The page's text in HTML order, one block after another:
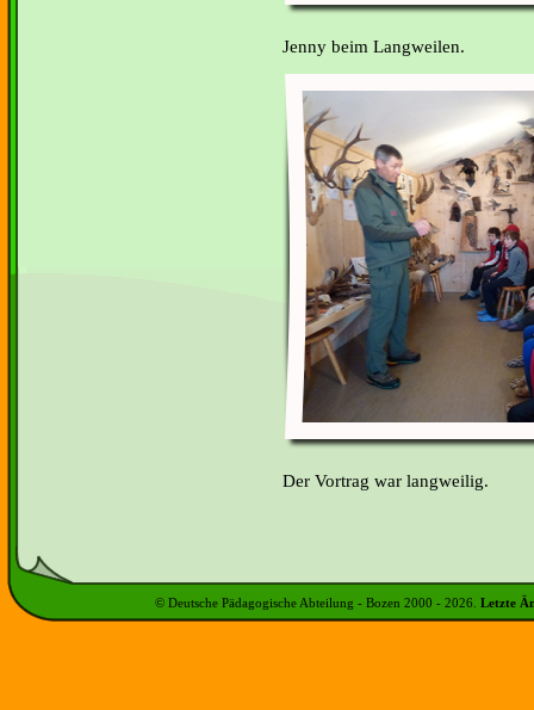
Jenny beim Langweilen.
Der Vortrag war langweilig.
© Deutsche Pädagogische Abteilung - Bozen 2000 - 2026 Letzte